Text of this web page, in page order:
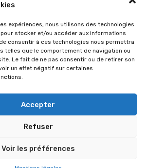
expériences, nous utilisons des technologies
stocker et/ou accéder aux informations
consentir à ces technologies nous permettra
telles que le comportement de navigation ou
Le fait de ne pas consentir ou de retirer son
un effet négatif sur certaines
Accepter
Refuser
Voir les préférences